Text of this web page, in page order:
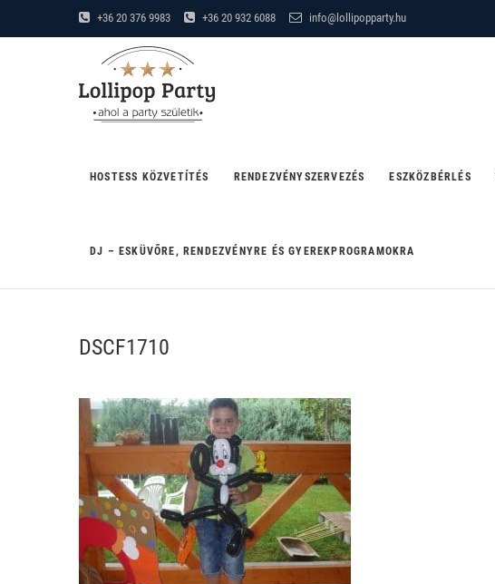
to
+36 20 376 9983 +36 20 932 6088 info@lollipopparty.hu
HOSTESS KÖZVETÍTÉS RENDEZVÉNYSZERVEZÉS ESZKÖZBÉRLÉS
DJ – ESKÜVŐRE, RENDEZVÉNYRE ÉS GYEREKPROGRAMOKRA
DSCF1710